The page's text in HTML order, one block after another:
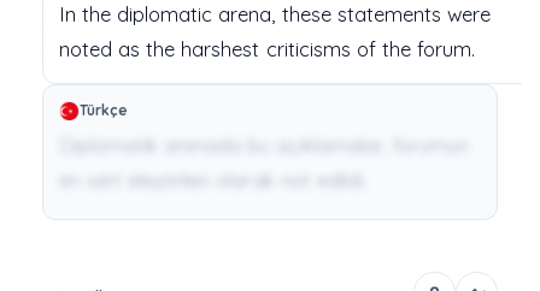
In the diplomatic arena, these statements were
noted as the harshest criticisms of theforum.
Türkçe
Diplomatik arenada bu açıklamalar, forumun
en sert eleştirileri olarak not edildi.